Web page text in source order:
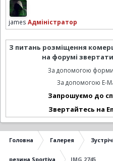
james Адміністратор
З питань розміщення
на форумі
За допомогою
За допомогою E-
Запрошуємо до
Звертайтесь на
Головна Галерея
резина Sportiva IMG 2745